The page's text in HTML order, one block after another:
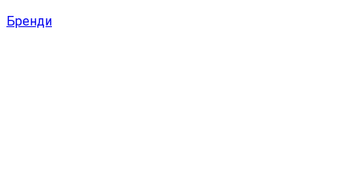
Бренди